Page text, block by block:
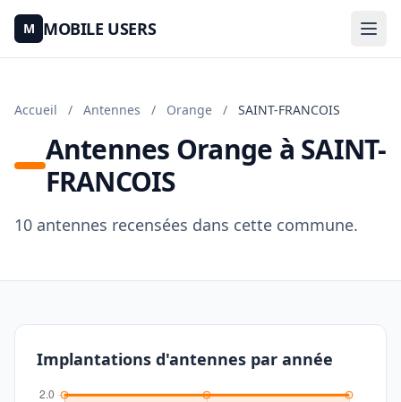
M MOBILE USERS
Accueil / Antennes / Orange / SAINT-FRANCOIS
Antennes Orange à SAINT-
FRANCOIS
10 antennes recensées dans cette commune.
Implantations d'antennes par année